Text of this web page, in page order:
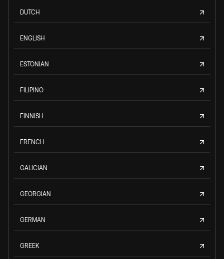
DUTCH
ENGLISH
ESTONIAN
FILIPINO
FINNISH
FRENCH
GALICIAN
GEORGIAN
GERMAN
GREEK